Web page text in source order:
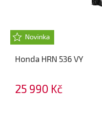
Honda HRN 536 VY
25 990 Kč